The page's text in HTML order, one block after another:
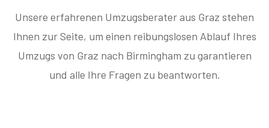
Unsere erfahrenen Umzugsberater aus Graz stehen
Ihnen zur Seite, um einen reibungslosen Ablauf Ihres
Umzugs von Graz nach Birmingham zu garantieren
und alle Ihre Fragen zu beantworten.